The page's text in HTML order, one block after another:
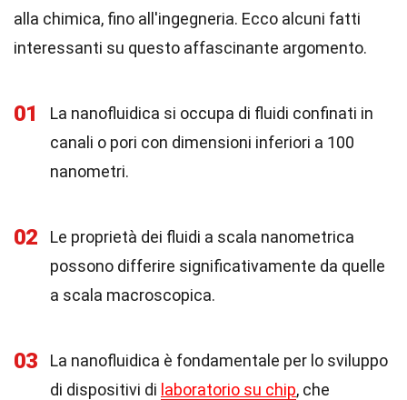
alla chimica, fino all'ingegneria. Ecco alcuni fatti
interessanti su questo affascinante argomento.
01
La nanofluidica si occupa di fluidi confinati in
canali o pori con dimensioni inferiori a 100
nanometri.
02
Le proprietà dei fluidi a scala nanometrica
possono differire significativamente da quelle
a scala macroscopica.
03
La nanofluidica è fondamentale per lo sviluppo
di dispositivi di laboratorio su chip, che